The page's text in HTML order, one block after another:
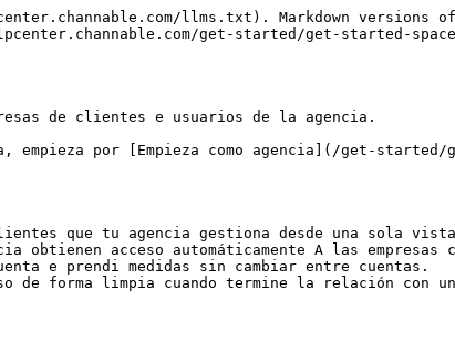
llms.txt). Markdown versions of
get-started/get-started-
de clientes e usuarios de la agencia.
por [Empieza como agencia](/get-started/
que tu agencia gestiona desde una sola
acceso automáticamente A las empresas
e prendi medidas sin cambiar entre cuentas.
de forma limpia cuando termine la relación con